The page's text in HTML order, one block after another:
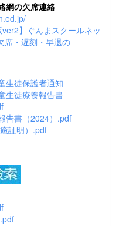
網の欠席連絡
】ぐんまスクールネッ
席・遅刻・早退の
生徒保護者通知
生徒療養報告書
告書（2024）.pdf
証明）.pdf